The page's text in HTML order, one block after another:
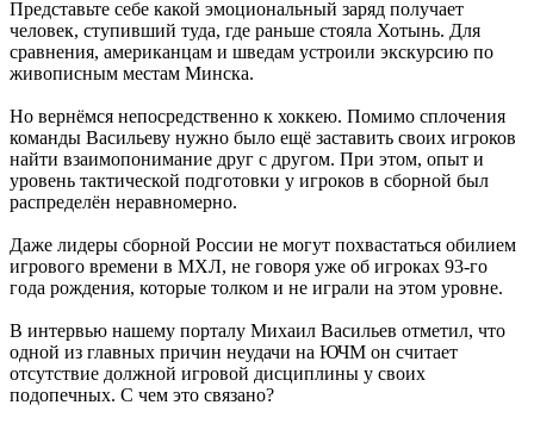
Представьте себе какой эмоциональный заряд получает
человек, ступивший туда, где раньше стояла Хотынь. Для
сравнения, американцам и шведам устроили экскурсию по
живописным местам Минска.
Но вернёмся непосредственно к хоккею. Помимо сплочения
команды Васильеву нужно было ещё заставить своих игроков
найти взаимопонимание друг с другом. При этом, опыт и
уровень тактической подготовки у игроков в сборной был
распределён неравномерно.
Даже лидеры сборной России не могут похвастаться обилием
игрового времени в МХЛ, не говоря уже об игроках 93-го
года рождения, которые толком и не играли на этом уровне.
В интервью нашему порталу Михаил Васильев отметил, что
одной из главных причин неудачи на ЮЧМ он считает
отсутствие должной игровой дисциплины у своих
подопечных. С чем это связано?